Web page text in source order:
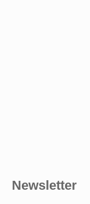
Newsletter